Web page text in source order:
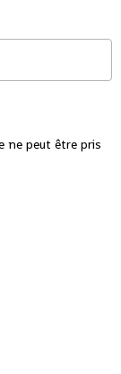
ne peut être pris